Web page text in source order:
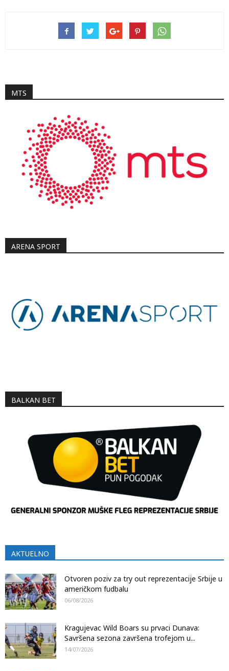
MTS
ARENA SPORT
BALKAN BET
AKTUELNO
Otvoren poziv za try out reprezentacije Srbije u
američkom fudbalu
06/08/2026
Kragujevac Wild Boars su prvaci Dunava:
Savršena sezona završena trofejom u...
14/07/2026